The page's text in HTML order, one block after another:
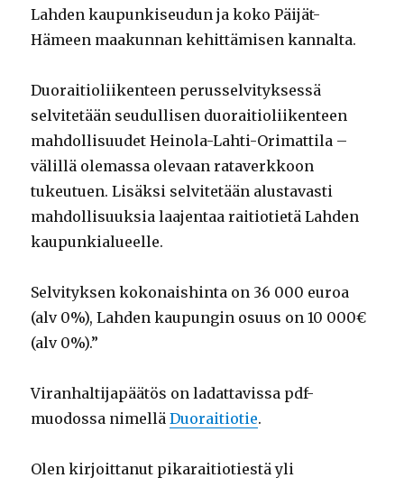
Lahden kaupunkiseudun ja koko Päijät-
Hämeen maakunnan kehittämisen kannalta.
Duoraitioliikenteen perusselvityksessä
selvitetään seudullisen duoraitioliikenteen
mahdollisuudet Heinola-Lahti-Orimattila –
välillä olemassa olevaan rataverkkoon
tukeutuen. Lisäksi selvitetään alustavasti
mahdollisuuksia laajentaa raitiotietä Lahden
kaupunkialueelle.
Selvityksen kokonaishinta on 36 000 euroa
(alv 0%), Lahden kaupungin osuus on 10 000€
(alv 0%).”
Viranhaltijapäätös on ladattavissa pdf-
muodossa nimelläDuoraitiotie.
Olen kirjoittanut pikaraitiotiestä yli